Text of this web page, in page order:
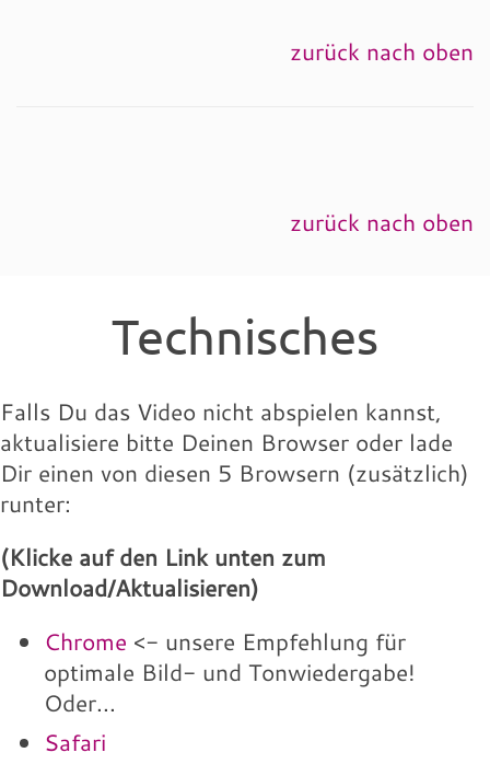
zurück nach oben
zurück nach oben
Technisches
Falls Du das Video nicht abspielen kannst,
aktualisiere bitte Deinen Browser oder lade
Dir einen von diesen 5 Browsern (zusätzlich)
runter:
(Klicke auf den Link unten zum
Download/Aktualisieren)
Chrome <- unsere Empfehlung für
optimale Bild- und Tonwiedergabe!
Oder...
Safari